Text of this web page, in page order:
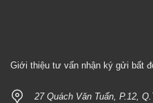
Giới thiệu tư vấn nhận ký gửi bất
27 Quách Văn Tuấn, P.12,